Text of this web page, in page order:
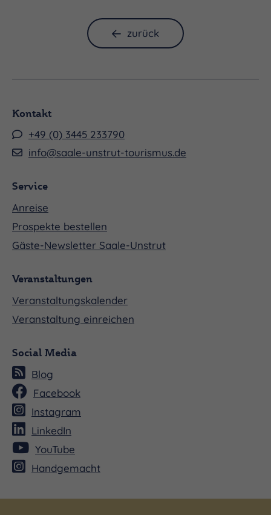
zurück
Kontakt
+49 (0) 3445 233790
info@saale-unstrut-tourismus.de
Service
Anreise
Prospekte bestellen
Gäste-Newsletter Saale-Unstrut
Veranstaltungen
Veranstaltungskalender
Veranstaltung einreichen
Social Media
Blog
Facebook
Instagram
LinkedIn
YouTube
Handgemacht